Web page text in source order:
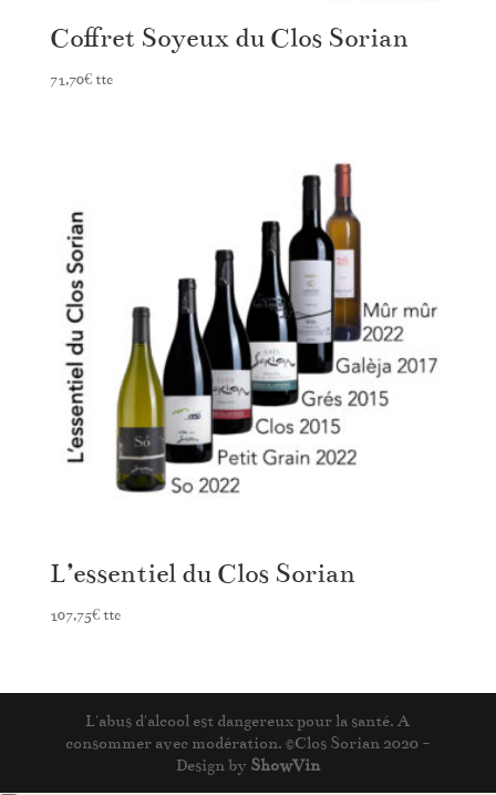
Coffret Soyeux du Clos Sorian
71,70€ ttc
L’essentiel du Clos Sorian
107,75€ ttc
L'abus d'alcool est dangereux pour la santé. A
consommer avec modération. ©Clos Sorian 2020 -
Design by ShowVin